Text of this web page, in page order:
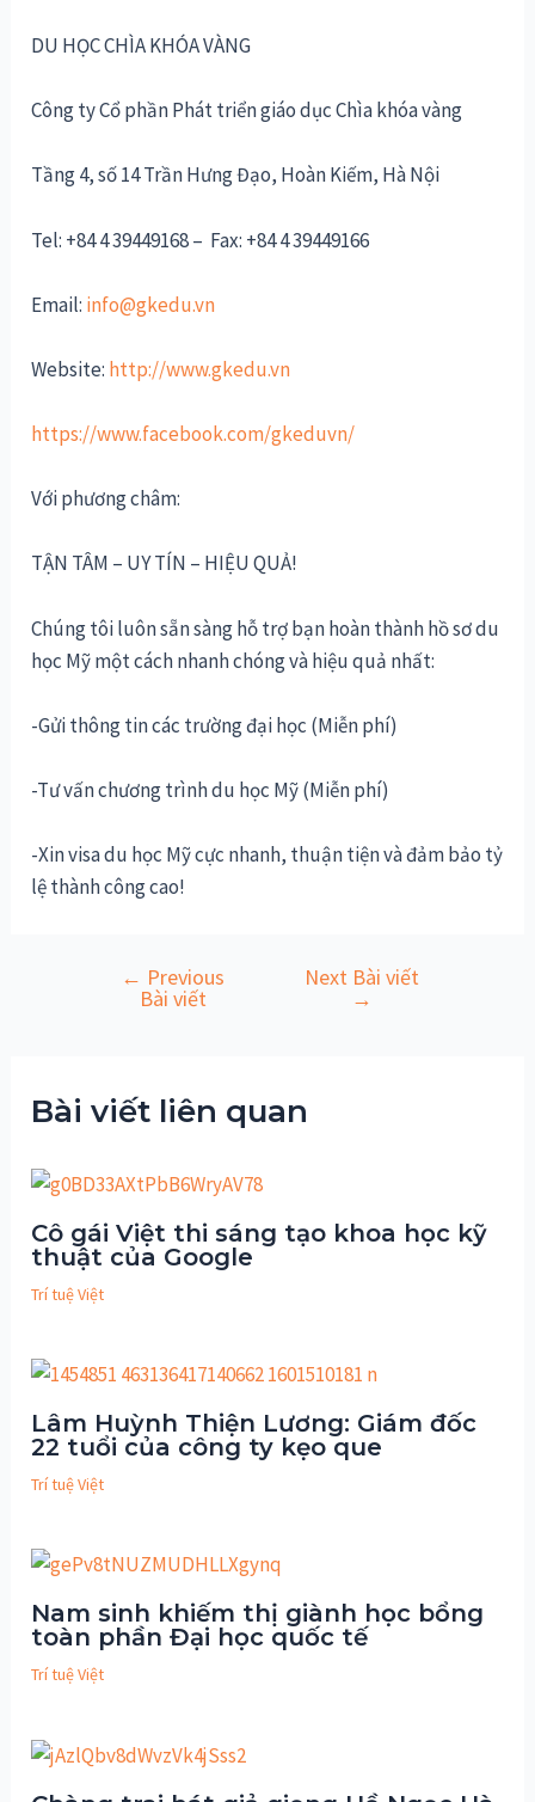
DU HỌC CHÌA KHÓA VÀNG
Công ty Cổ phần Phát triển giáo dục Chìa khóa vàng
Tầng 4, số 14 Trần Hưng Đạo, Hoàn Kiếm, Hà Nội
Tel: +84 4 39449168 – Fax: +84 4 39449166
Email: info@gkedu.vn
Website: http://www.gkedu.vn
https://www.facebook.com/gkeduvn/
Với phương châm:
TẬN TÂM – UY TÍN – HIỆU QUẢ!
Chúng tôi luôn sẵn sàng hỗ trợ bạn hoàn thành hồ sơ du
học Mỹ một cách nhanh chóng và hiệu quả nhất:
-Gửi thông tin các trường đại học (Miễn phí)
-Tư vấn chương trình du học Mỹ (Miễn phí)
-Xin visa du học Mỹ cực nhanh, thuận tiện và đảm bảo tỷ
lệ thành công cao!
← Previous
Bài viết
Next Bài viết
→
Bài viết liên quan
Cô gái Việt thi sáng tạo khoa học kỹ
thuật của Google
Trí tuệ Việt
Lâm Huỳnh Thiện Lương: Giám đốc
22 tuổi của công ty kẹo que
Trí tuệ Việt
Nam sinh khiếm thị giành học bổng
toàn phần Đại học quốc tế
Trí tuệ Việt